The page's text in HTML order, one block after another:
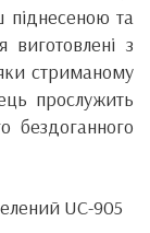
піднесеною та
виготовлені з
стриманому
прослужить
бездоганного
UC-905